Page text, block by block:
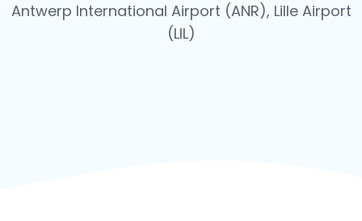
Antwerp International Airport (ANR), Lille Airport
(LIL)